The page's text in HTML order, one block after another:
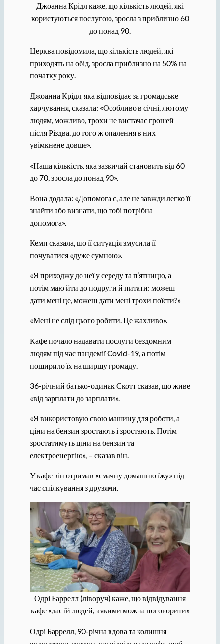
Джоанна Крідл каже, що кількість людей, які
користуються послугою, зросла з приблизно 60
до понад 90.
Церква повідомила, що кількість людей, які
приходять на обід, зросла приблизно на 50% на
початку року.
Джоанна Крідл, яка відповідає за громадське
харчування, сказала: «Особливо в січні, лютому
людям, можливо, трохи не вистачає грошей
після Різдва, до того ж опалення в них
увімкнене довше».
«Наша кількість, яка зазвичай становить від 60
до 70, зросла до понад 90».
Вона додала: «Допомога є, але не завжди легко її
знайти або визнати, що тобі потрібна
допомога».
Кемп сказала, що її ситуація змусила її
почуватися «дуже сумною».
«Я приходжу до неї у середу та п’ятницю, а
потім маю йти до подруги й питати: можеш
дати мені це, можеш дати мені трохи поїсти?»
«Мені не слід цього робити. Це жахливо».
Кафе почало надавати послуги бездомним
людям під час пандемії Covid-19, а потім
поширило їх на ширшу громаду.
36-річний батько-одинак ​​Скотт сказав, що живе
«від зарплати до зарплати».
«Я використовую свою машину для роботи, а
ціни на бензин зростають і зростають. Потім
зростатимуть ціни на бензин та
електроенергію», – сказав він.
У кафе він отримав «смачну домашню їжу» під
час спілкування з друзями.
Одрі Баррелл (ліворуч) каже, що відвідування
кафе «дає їй людей, з якими можна поговорити»
Одрі Баррелл, 90-річна вдова та колишня